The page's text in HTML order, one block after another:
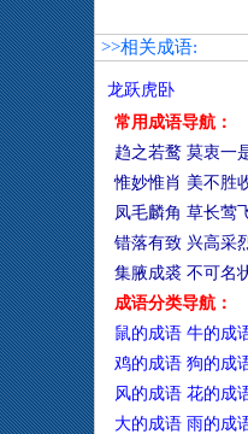
>>相关成语:
龙跃虎卧
常用成语导航：
趋之若鹜 莫衷一
惟妙惟肖 美不胜
凤毛麟角 草长莺
错落有致 兴高采
集腋成裘 不可名
成语分类导航：
鼠的成语 牛的成
鸡的成语 狗的成
风的成语 花的成
大的成语 雨的成